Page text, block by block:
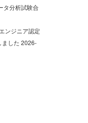
タ分析試験合
ンジニア認定
した 2026-